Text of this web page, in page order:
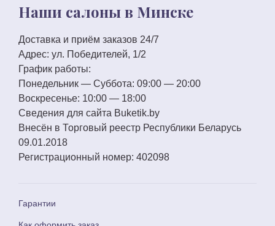
Наши салоны в Минске
Доставка и приём заказов 24/7
Адрес: ул. Победителей, 1/2
График работы:
Понедельник — Суббота: 09:00 — 20:00
Воскресенье: 10:00 — 18:00
Сведения для сайта Buketik.by
Внесён в Торговый реестр Республики Беларусь
09.01.2018
Регистрационный номер: 402098
Гарантии